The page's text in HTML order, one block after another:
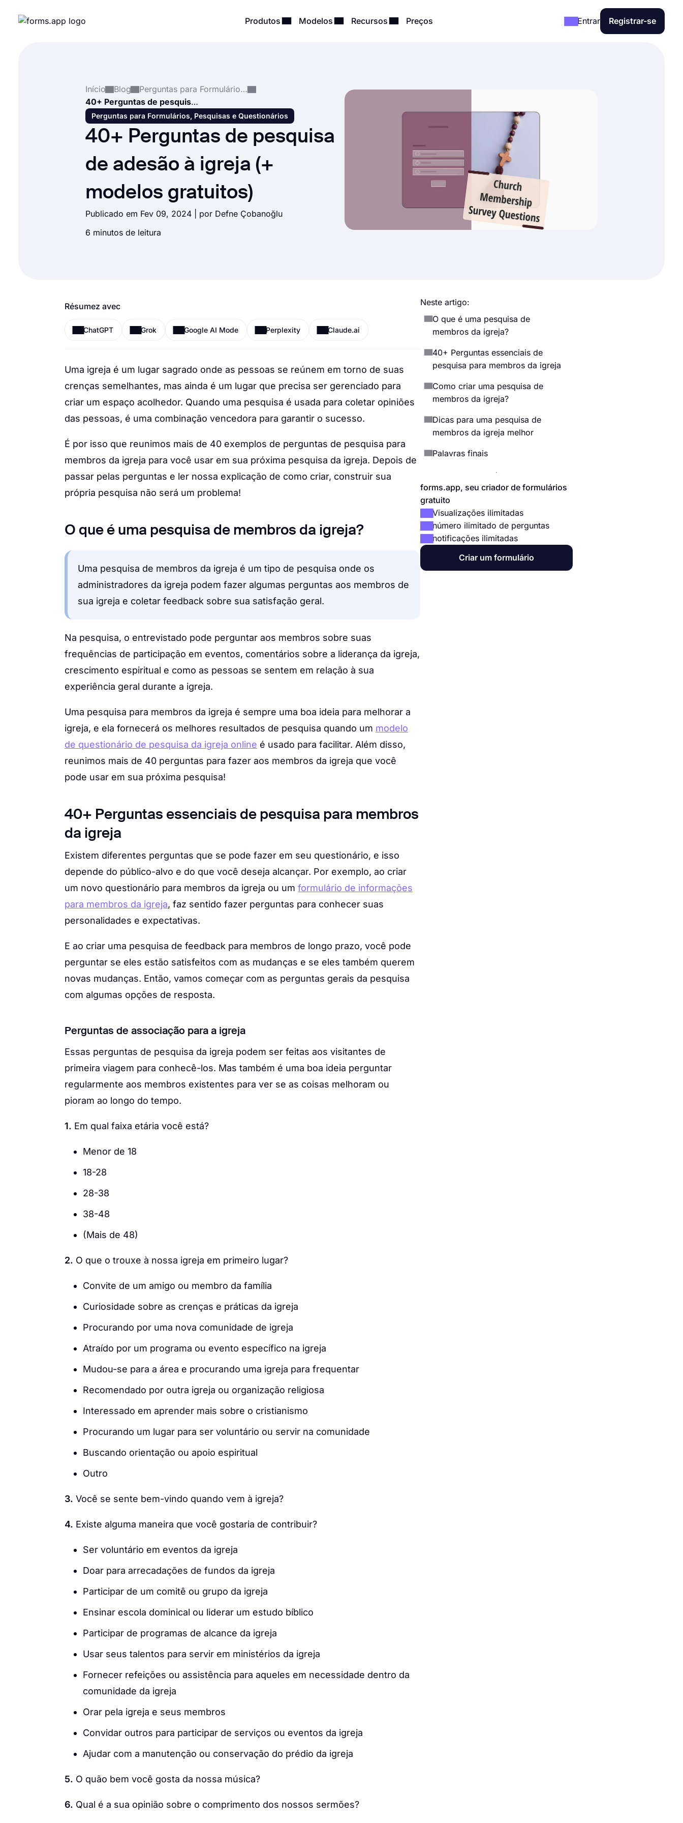
Produtos Modelos Recursos Preços Entrar Registrar-se
Início Blog
Perguntas para Formulários, Pesquisas e Questionários
40+ Perguntas de pesquisa de adesão à igreja (+ modelos gratuitos)
Perguntas para Formulários, Pesquisas e Questionários
40+ Perguntas de pesquisa
de adesão à igreja (+
modelos gratuitos)
Publicado em Fev 09, 2024 | por Defne Çobanoğlu
6 minutos de leitura
Résumez avec
ChatGPT Grok Google AI Mode Perplexity Claude.ai
Uma igreja é um lugar sagrado onde as pessoas se reúnem em torno de suas
crenças semelhantes, mas ainda é um lugar que precisa ser gerenciado para
criar um espaço acolhedor. Quando uma pesquisa é usada para coletar opiniões
das pessoas, é uma combinação vencedora para garantir o sucesso.
É por isso que reunimos mais de 40 exemplos de perguntas de pesquisa para
membros da igreja para você usar em sua próxima pesquisa da igreja. Depois de
passar pelas perguntas e ler nossa explicação de como criar, construir sua
própria pesquisa não será um problema!
O que é uma pesquisa de membros da igreja?
Uma pesquisa de membros da igreja é um tipo de pesquisa onde os
administradores da igreja podem fazer algumas perguntas aos membros de
sua igreja e coletar feedback sobre sua satisfação geral.
Na pesquisa, o entrevistado pode perguntar aos membros sobre suas
frequências de participação em eventos, comentários sobre a liderança da igreja,
crescimento espiritual e como as pessoas se sentem em relação à sua
experiência geral durante a igreja.
Uma pesquisa para membros da igreja é sempre uma boa ideia para melhorar a
igreja, e ela fornecerá os melhores resultados de pesquisa quando um modelo
de questionário de pesquisa da igreja online é usado para facilitar. Além disso,
reunimos mais de 40 perguntas para fazer aos membros da igreja que você
pode usar em sua próxima pesquisa!
40+ Perguntas essenciais de pesquisa para membros
da igreja
Existem diferentes perguntas que se pode fazer em seu questionário, e isso
depende do público-alvo e do que você deseja alcançar. Por exemplo, ao criar
um novo questionário para membros da igreja ou um formulário de informações
para membros da igreja, faz sentido fazer perguntas para conhecer suas
personalidades e expectativas.
E ao criar uma pesquisa de feedback para membros de longo prazo, você pode
perguntar se eles estão satisfeitos com as mudanças e se eles também querem
novas mudanças. Então, vamos começar com as perguntas gerais da pesquisa
com algumas opções de resposta.
Perguntas de associação para a igreja
Essas perguntas de pesquisa da igreja podem ser feitas aos visitantes de
primeira viagem para conhecê-los. Mas também é uma boa ideia perguntar
regularmente aos membros existentes para ver se as coisas melhoram ou
pioram ao longo do tempo.
1. Em qual faixa etária você está?
Menor de 18
18-28
28-38
38-48
(Mais de 48)
2. O que o trouxe à nossa igreja em primeiro lugar?
Convite de um amigo ou membro da família
Curiosidade sobre as crenças e práticas da igreja
Procurando por uma nova comunidade de igreja
Atraído por um programa ou evento específico na igreja
Mudou-se para a área e procurando uma igreja para frequentar
Recomendado por outra igreja ou organização religiosa
Interessado em aprender mais sobre o cristianismo
Procurando um lugar para ser voluntário ou servir na comunidade
Buscando orientação ou apoio espiritual
Outro
3. Você se sente bem-vindo quando vem à igreja?
4. Existe alguma maneira que você gostaria de contribuir?
Ser voluntário em eventos da igreja
Doar para arrecadações de fundos da igreja
Participar de um comitê ou grupo da igreja
Ensinar escola dominical ou liderar um estudo bíblico
Participar de programas de alcance da igreja
Usar seus talentos para servir em ministérios da igreja
Fornecer refeições ou assistência para aqueles em necessidade dentro da
comunidade da igreja
Orar pela igreja e seus membros
Convidar outros para participar de serviços ou eventos da igreja
Ajudar com a manutenção ou conservação do prédio da igreja
5. O quão bem você gosta da nossa música?
6. Qual é a sua opinião sobre o comprimento dos nossos sermões?
Neste artigo:
O que é uma pesquisa de
membros da igreja?
40+ Perguntas essenciais de
pesquisa para membros da igreja
Como criar uma pesquisa de
membros da igreja?
Dicas para uma pesquisa de
membros da igreja melhor
Palavras finais
forms.app, seu criador de formulários
gratuito
Visualizações ilimitadas
número ilimitado de perguntas
notificações ilimitadas
Criar um formulário